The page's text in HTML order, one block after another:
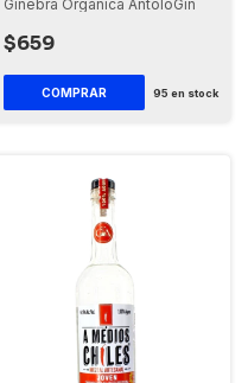
Ginebra Orgánica AntoloGin
$659
95 en stock